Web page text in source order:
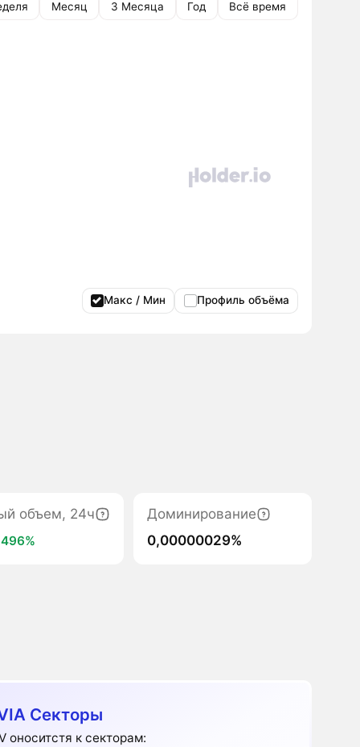
Месяц 3 Месяца Год Всё время
Макс / Мин Профиль объёма
объем, 24ч
Доминирование
0,00000029%
Секторы
оноситстя к секторам: